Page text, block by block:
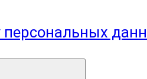
персональных